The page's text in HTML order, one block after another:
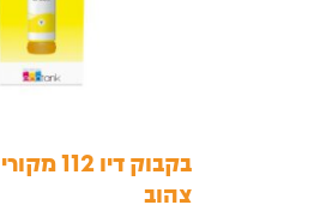
בקבוק דיו
צהוב